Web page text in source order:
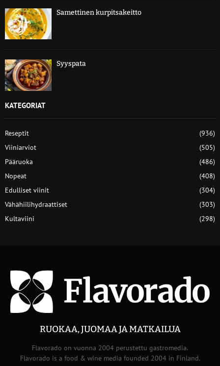
Samettinen kurpitsakeitto
Syyspata
KATEGORIAT
Reseptit
(936)
Viiniarviot
(505)
Pääruoka
(486)
Nopeat
(408)
Edulliset viinit
(304)
Vähähiilihydraattiset
(303)
Kultaviini
(298)
RUOKAA, JUOMAA JA MATKAILUA
Flavorado on vuonna 2004 perustettu gastromedia.
Flavorado is a food & wine media founded 2004 in Finland.